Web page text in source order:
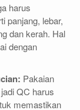
harus
panjang, lebar,
dan kerah. Hal
dengan
Pakaian
QC harus
memastikan